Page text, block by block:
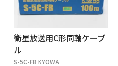
衛星放送用C形同軸ケーブ
ル
S-5C-FB KYOWA